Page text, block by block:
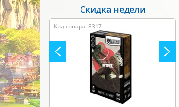
Скидка недели
Код товара: 8317